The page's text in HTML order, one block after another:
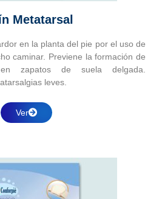
Metatarsal
en la planta del pie por el uso de
caminar. Previene la formación de
zapatos de suela delgada.
leves.
Ver